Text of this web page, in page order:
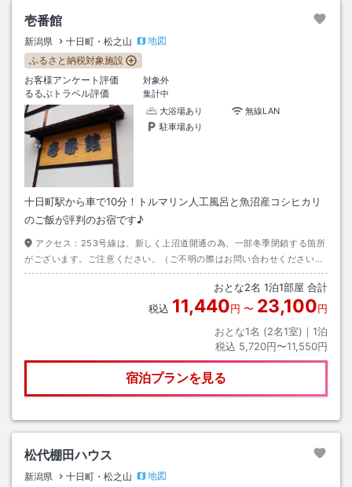
壱番館
新潟県 十日町・松之山
地図
ふるさと納税対象施設
お客様アンケート評価
対象外
るるぶトラベル評価
集計中
大浴場あり
無線LAN
駐車場あり
十日町駅から車で10分！トルマリン人工風呂と魚沼産コシヒカリ
のご飯が評判のお宿です♪
アクセス： 253号線は、新しく上沼道開通の為、一部冬季閉鎖する箇所
がございます。ご注意ください。（ご不明の際はお問い合わせくださいま
せ）
おとな2名 1泊1部屋 合計
税込 11,440円 〜 23,100円
おとな1名 (2名1室)｜ 1泊
税込 5,720円〜11,550円
宿泊プランを見る
松代棚田ハウス
新潟県 十日町・松之山
地図